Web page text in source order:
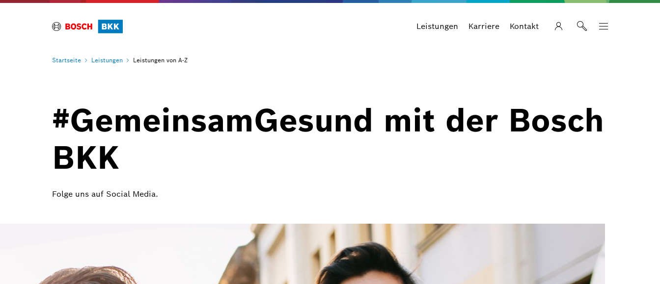
Leistungen Karriere Kontakt
Startseite Leistungen Leistungen von A-Z
#GemeinsamGesund mit der Bosch
BKK
Folge uns auf Social Media.